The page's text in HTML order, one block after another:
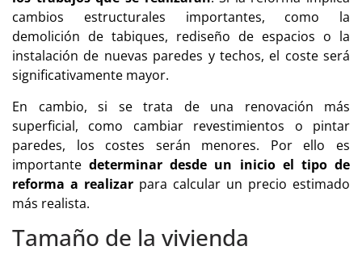
cambios estructurales importantes, como la
demolición de tabiques, rediseño de espacios o la
instalación de nuevas paredes y techos, el coste será
significativamente mayor.
En cambio, si se trata de una renovación más
superficial, como cambiar revestimientos o pintar
paredes, los costes serán menores. Por ello es
importantedeterminar desde un inicio el tipo de
reforma a realizar para calcular un precio estimado
más realista.
Tamaño de la vivienda